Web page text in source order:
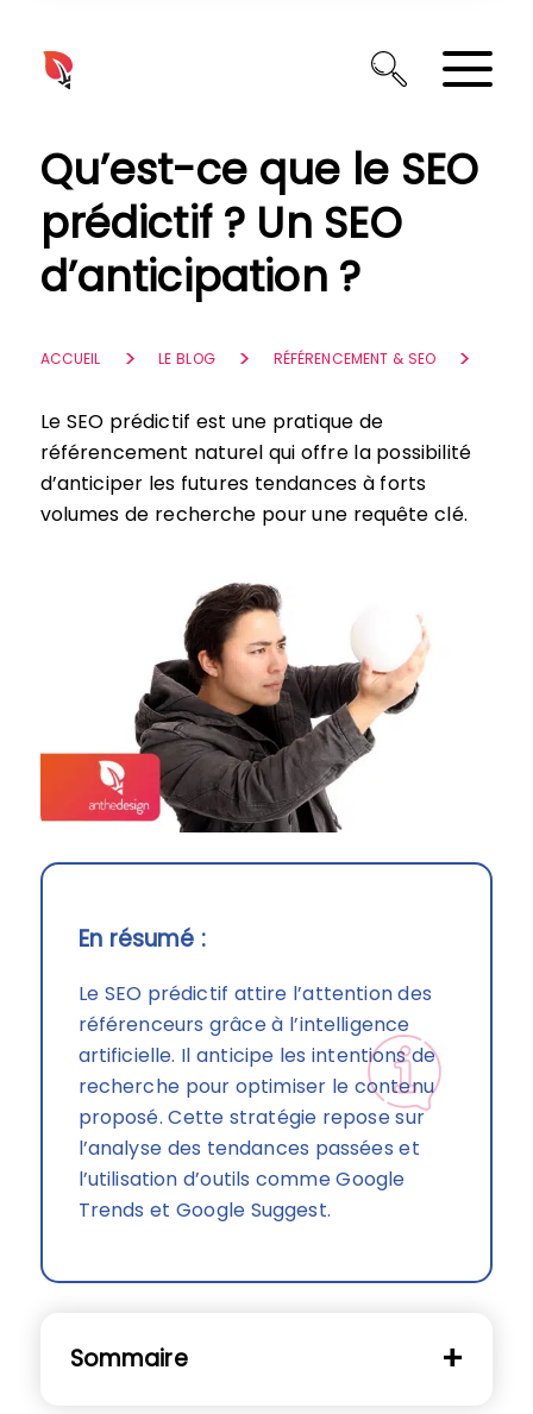
Qu’est-ce que le SEO
prédictif ? Un SEO
d’anticipation ?
ACCUEIL LE BLOG RÉFÉRENCEMENT & SEO
Le SEO prédictif est une pratique de
référencement naturel qui offre la possibilité
d’anticiper les futures tendances à forts
volumes de recherche pour une requête clé.
En résumé :
Le SEO prédictif attire l’attention des
référenceurs grâce à l’intelligence
artificielle. Il anticipe les intentions de
recherche pour optimiser le contenu
proposé. Cette stratégie repose sur
l’analyse des tendances passées et
l’utilisation d’outils comme Google
Trends et Google Suggest.
Sommaire